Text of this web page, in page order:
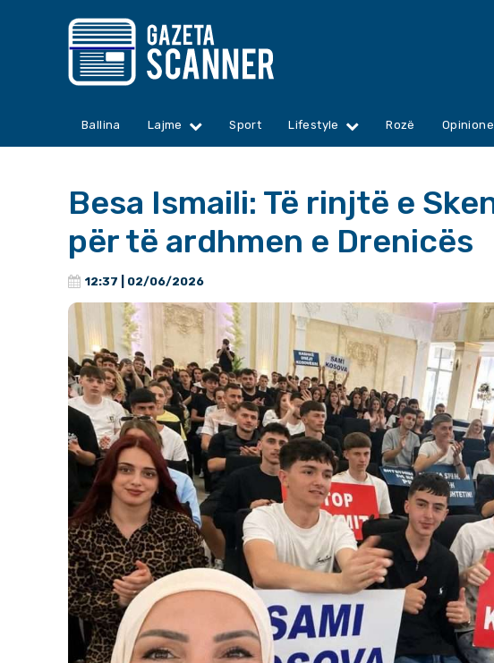
Ballina Lajme Sport Lifestyle Rozë Opinione
Besa Ismaili: Të rinjtë e
për të ardhmen e Drenicës
12:37 | 02/06/2026